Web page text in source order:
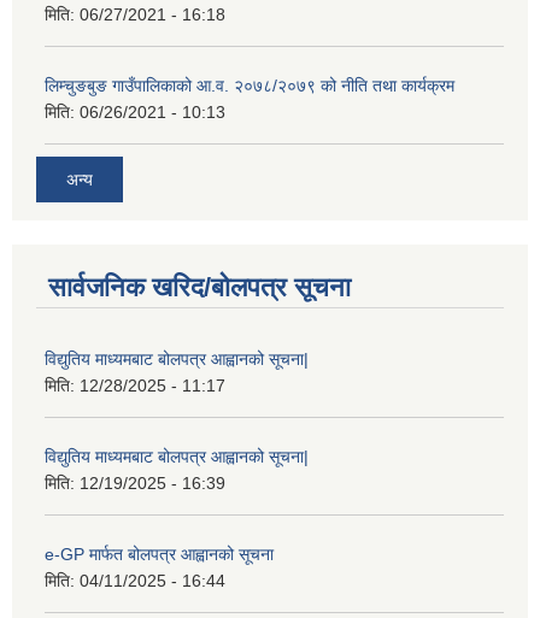
मिति: 06/27/2021 - 16:18
लिम्चुङबुङ गाउँपालिकाको आ.व. २०७८/२०७९ को नीति तथा कार्यक्रम
मिति: 06/26/2021 - 10:13
अन्य
सार्वजनिक खरिद/बोलपत्र सूचना
विद्युतिय माध्यमबाट बोलपत्र आह्वानको सूचना|
मिति: 12/28/2025 - 11:17
विद्युतिय माध्यमबाट बोलपत्र आह्वानको सूचना|
मिति: 12/19/2025 - 16:39
e-GP मार्फत बोलपत्र आह्वानको सूचना
मिति: 04/11/2025 - 16:44